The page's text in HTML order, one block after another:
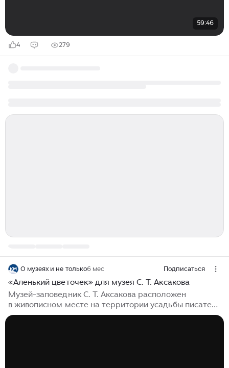
59:46
4 279
О музеях и не только6 мес Подписаться
«Аленький цветочек» для музея С. Т. Аксакова
Музей-заповедник С. Т. Аксакова расположен
в живописном месте на территории усадьбы писателя
в Оренбургской области. Экспозиция музея